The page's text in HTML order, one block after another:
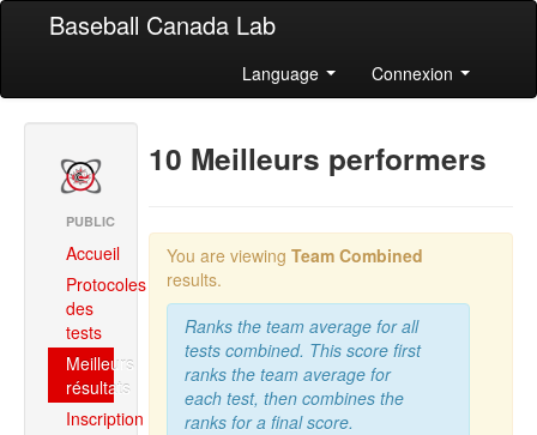
Baseball Canada Lab
Language Connexion
PUBLIC
Accueil
Protocoles
des
tests
Meilleurs
résultats
Inscription
10 Meilleurs performers
You are viewingTeam Combined
results.
Ranks the team average for all
tests combined. This score first
ranks the team average for
each test, then combines the
ranks for a final score.